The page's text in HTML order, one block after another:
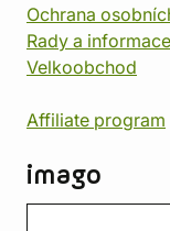
Ochrana
Rady a informace
Velkoobchod
Affiliate program
imago